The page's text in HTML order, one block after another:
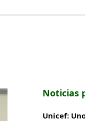
Noticias
Unicef: